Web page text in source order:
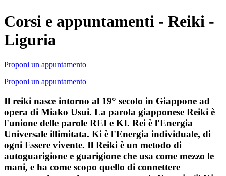
Corsi e appuntamenti - Reiki -
Liguria
Proponi un appuntamento
Proponi un appuntamento
Il reiki nasce intorno al 19° secolo in Giappone ad
opera di Miako Usui. La parola giapponese Reiki è
l'unione delle parole REI e KI. Rei è l'Energia
Universale illimitata. Ki è l'Energia individuale, di
ogni Essere vivente. Il Reiki è un metodo di
autoguarigione e guarigione che usa come mezzo le
mani, e ha come scopo quello di connettere